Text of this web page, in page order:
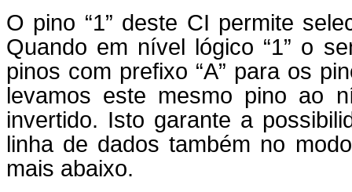
O pino “1” deste CI permite
Quando em nível lógico “1” o
pinos com prefixo “A” para os
levamos este mesmo pino ao
invertido. Isto garante a
linha de dados também no
mais abaixo.